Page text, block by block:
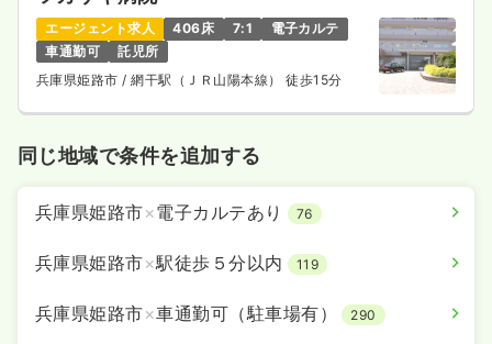
エージェント求人 406床 7:1
電子カルテ
車通勤可
託児所
兵庫県姫路市/ 網干駅（ＪＲ山陽本線） 徒歩15分
同じ地域で条件を追加する
兵庫県姫路市×電子カルテあり 76
兵庫県姫路市×駅徒歩５分以内 119
兵庫県姫路市×車通勤可（駐車場有） 290